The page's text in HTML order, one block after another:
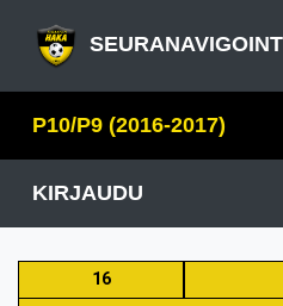
P10/P9 (2016-2017)
KIRJAUDU
16